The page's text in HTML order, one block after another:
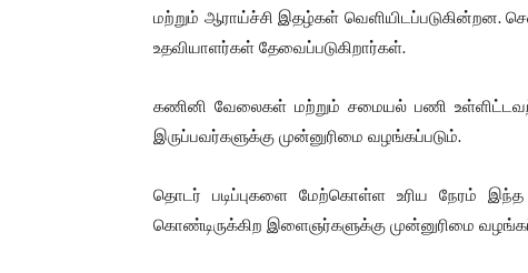
மற்றும் ஆராய்ச்சி இதழ்கள் வெளியிடப்படுகின்றன.
உதவியாளர்கள் தேவைப்படுகிறார்கள்.
கணினி வேலைகள் மற்றும் சமையல் பணி
இருப்பவர்களுக்கு முன்னுரிமை வழங்கப்படும்.
தொடர் படிப்புகளை மேற்கொள்ள உரிய நேரம் இந்த
கொண்டிருக்கிற இளைஞர்களுக்கு முன்னுரிமை